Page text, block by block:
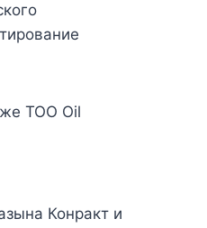
ТОО Oil
Конракт и